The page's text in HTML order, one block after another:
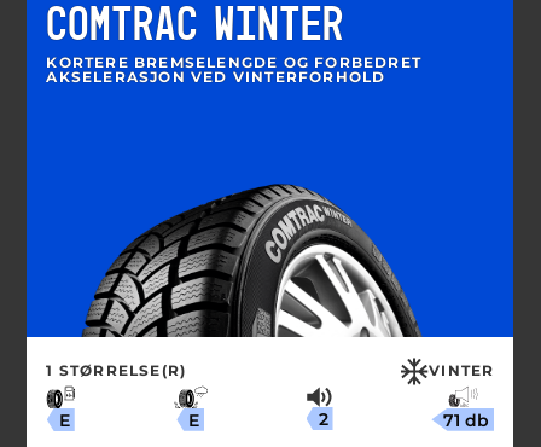
COMTRAC WINTER
KORTERE BREMSELENGDE OG FORBEDRET
AKSELERASJON VED VINTERFORHOLD
1 STØRRELSE(R) VINTER
E E 2 71 db